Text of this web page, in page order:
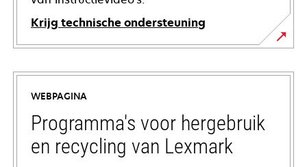
Krijg technische ondersteuning
opens
in
new
tab
WEBPAGINA
Programma's voor hergebruik
en recycling van Lexmark